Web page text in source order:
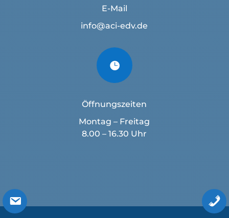
E-Mail
info@aci-edv.de

Öffnungszeiten
Montag – Freitag
8.00 – 16.30 Uhr